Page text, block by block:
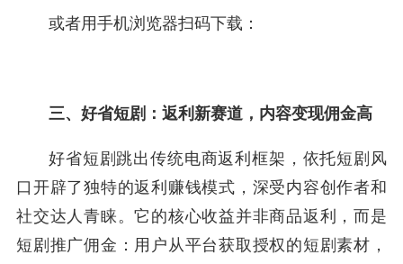
或者用手机浏览器扫码下载：
三、好省短剧：返利新赛道，内容变现佣金高
好省短剧跳出传统电商返利框架，依托短剧风
口开辟了独特的返利赚钱模式，深受内容创作者和
社交达人青睐。它的核心收益并非商品返利，而是
短剧推广佣金：用户从平台获取授权的短剧素材，